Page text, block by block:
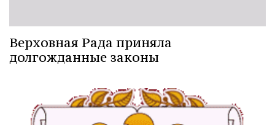
Верховная Рада приняла
долгожданные законы